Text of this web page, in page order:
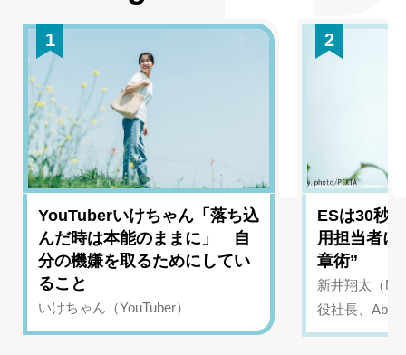
1
YouTuberいけちゃん「落ち込
んだ時は本能のままに」 自
分の機嫌を取るためにしてい
ること
いけちゃん（YouTuber）
2
ESは30秒
用担当者に
章術”
新井翔太（
役社長、